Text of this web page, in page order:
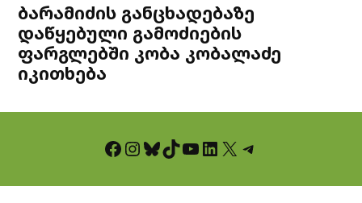
ბარამიძის განცხადებაზე
დაწყებული გამოძიების
ფარგლებში კობა კობალაძე
იკითხება
Facebook InstagramBluesky TikTok YouTube LinkedIn X Telegram